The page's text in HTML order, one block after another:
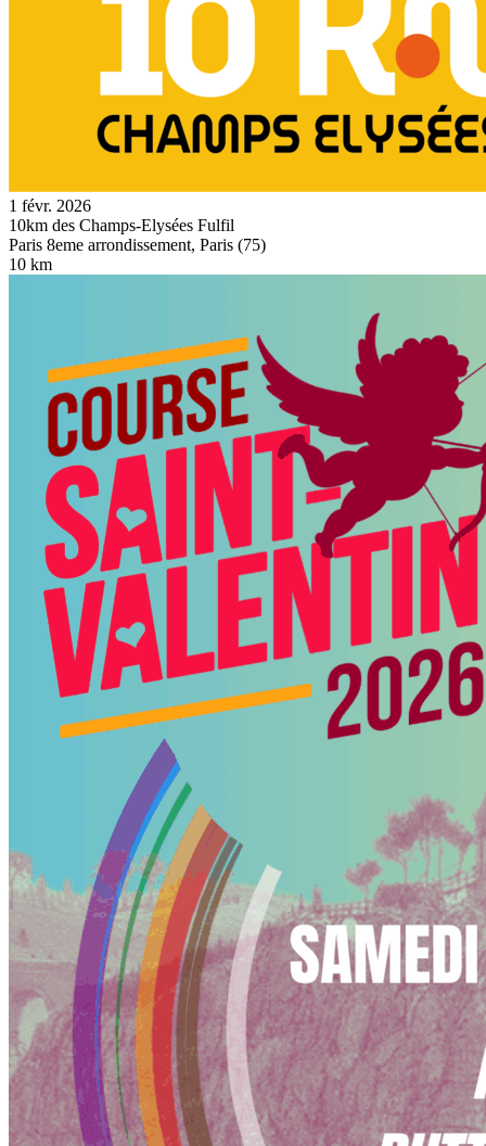
1 févr. 2026
10km des Champs-Elysées Fulfil
Paris 8eme arrondissement, Paris (75)
10 km